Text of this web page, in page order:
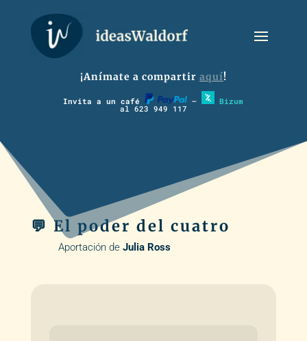
¡Anímate a compartir aquí!
Invita a un café – Bizum
al 623 949 117
💬 El poder del cuatro
Aportación de Julia Ross